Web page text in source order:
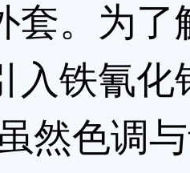
套。为
入铁氰
然色调